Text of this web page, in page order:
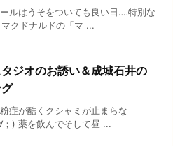
ルはうそをついても良い日‥‥特別な
クドナルドの「マ ...
ジオのお誘い＆成城石井の
症が酷くクシャミが止まらな
) 薬を飲んでそして昼 ...